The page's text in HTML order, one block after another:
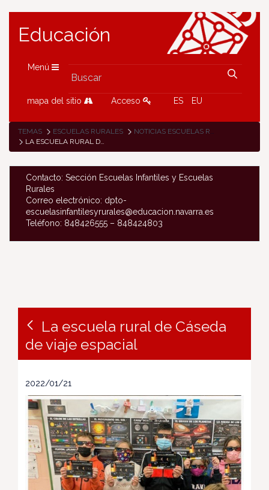
Educación
Menú
mapa del sitio Acceso ES EU
TEMAS ESCUELAS RURALES
NOTICIAS ESCUELAS RURALES
LA ESCUELA RURAL DE CÁSEDA DE VIAJE ESPACIAL
Contacto: Sección Escuelas Infantiles y Escuelas
Rurales
Correo electrónico: dpto-
escuelasinfantilesyrurales@educacion.navarra.es
Teléfono: 848426555 – 848424803
La escuela rural de Cáseda
de viaje espacial
2022/01/21